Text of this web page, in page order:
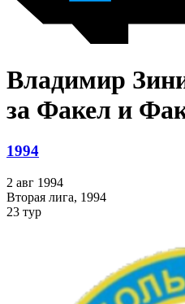
Владимир
за Факел и
1994
2 авг 1994
Вторая лига, 1994
23 тур